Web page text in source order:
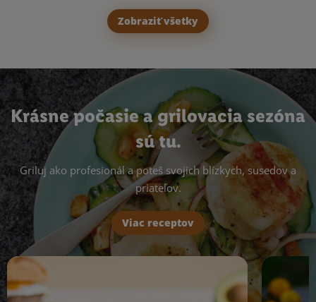
Zobraziť všetky
Krásne počasie a grilovacia sezóna
sú tu.
Griluj ako profesionál a poteš svojich blízkych, susedov a
priateľov.
Viac receptov